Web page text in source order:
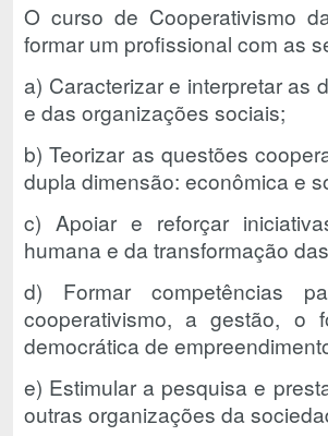
O curso de Cooperativismo
formar um profissional com as
a) Caracterizar e interpretar as
e das organizações sociais;
b) Teorizar as questões
dupla dimensão: econômica e
c) Apoiar e reforçar
humana e da transformação
d) Formar competências
cooperativismo, a gestão, o
democrática de
e) Estimular a pesquisa e
outras organizações da